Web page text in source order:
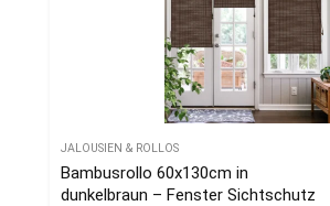
JALOUSIEN & ROLLOS
Bambusrollo 60x130cm in
dunkelbraun – Fenster Sichtschutz